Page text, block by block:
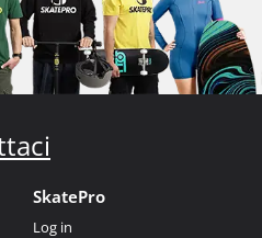
SkatePro
Log in